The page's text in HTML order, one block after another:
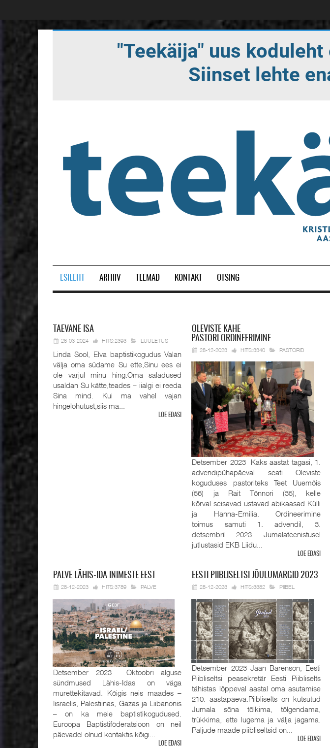
ESILEHT ARHIIV TEEMAD KONTAKT OTSING
TAEVANE ISA
26-03-2024 HITS:2393 LUULETUS
Linda Sool, Elva baptistikogudus Valan
välja oma südame Su ette,Sinu ees ei
ole varjul minu hing.Oma saladused
usaldan Su kätte,teades – iialgi ei reeda
Sina mind. Kui ma vahel vajan
hingelohutust,siis ma...
LOE EDASI
OLEVISTE KAHE
PASTORI ORDINEERIMINE
28-12-2023 HITS:3340 PASTORID
Detsember 2023 Kaks aastat tagasi, 1.
advendipühapäeval seati Oleviste
koguduses pastoriteks Teet Uuemõis
(56) ja Rait Tõnnori (35), kelle
kõrval seisavad ustavad abikaasad Külli
ja Hanna-Emilia. Ordineerimine
toimus samuti 1. advendil, 3.
detsembril 2023. Jumalateenistusel
jutlustasid EKB Liidu...
LOE EDASI
PALVE LÄHIS-IDA INIMESTE EEST
28-12-2023 HITS:3789 PALVE
Detsember 2023 Oktoobri alguse
sündmused Lähis-Idas on väga
murettekitavad. Kõigis neis maades –
Iisraelis, Palestiinas, Gazas ja Liibanonis
– on ka meie baptistikogudused.
Euroopa Baptistiföderatsioon on neil
päevadel olnud kontaktis kõigi...
LOE EDASI
EESTI PIIBLISELTSI JÕULUMARGID 2023
28-12-2023 HITS:3382 PIIBEL
Detsember 2023 Jaan Bärenson, Eesti
Piibliseltsi peasekretär Eesti Piibliselts
tähistas lõppeval aastal oma asutamise
210. aastapäeva.Piibliselts on kutsutud
Jumala sõna tõlkima, tõlgendama,
trükkima, ette lugema ja välja jagama.
Paljude maade piibliseltsid on...
LOE EDASI